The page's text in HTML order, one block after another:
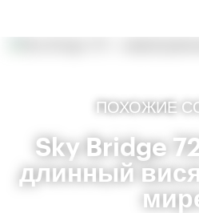
ПОХОЖИЕ
Sky Bridge
длинный